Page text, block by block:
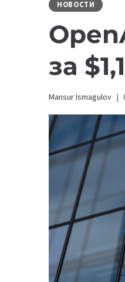
НОВОСТИ
за
Mansur Ismagulov